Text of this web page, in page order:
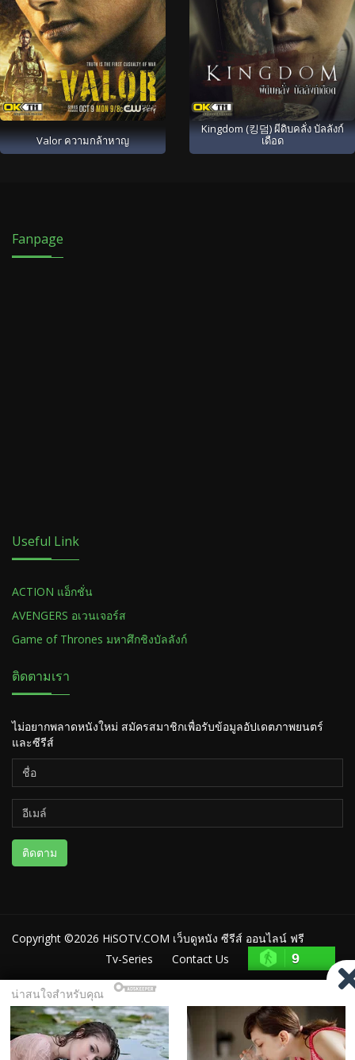
Valor ความกล้าหาญ
Kingdom (킹덤) ผีดิบคลั่ง บัลลังก์
เดือด
Fanpage
Useful Link
ACTION แอ็กชั่น
AVENGERS อเวนเจอร์ส
Game of Thrones มหาศึกชิงบัลลังก์
ติดตามเรา
ไม่อยากพลาดหนังใหม่ สมัครสมาชิกเพื่อรับข้อมูลอัปเดตภาพยนตร์
และซีรีส์
ติดตาม
Copyright ©2026 HiSOTV.COM เว็บดูหนัง ซีรีส์ ออนไลน์ ฟรี
Tv-Series
Contact Us 9